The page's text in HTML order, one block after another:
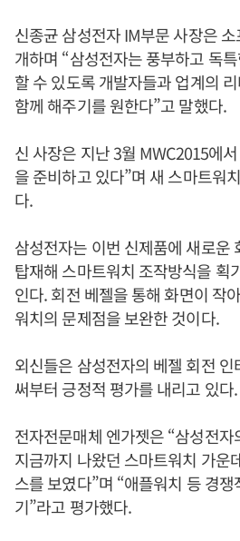
신종균 삼성전자 IM부문 사장은
개하며 “삼성전자는 풍부하고 독
할 수 있도록 개발자들과 업계의
함께 해주기를 원한다”고 말했다.
신 사장은 지난 3월 MWC2015에
을 준비하고 있다”며 새 스마트워
다.
삼성전자는 이번 신제품에 새로운
탑재해 스마트워치 조작방식을 획
인다. 회전 베젤을 통해 화면이 작
워치의 문제점을 보완한 것이다.
외신들은 삼성전자의 베젤 회전
써부터 긍정적 평가를 내리고 있다.
전자전문매체 엔가젯은 “삼성전
지금까지 나왔던 스마트워치 가운
스를 보였다”며 “애플워치 등 경
기”라고 평가했다.